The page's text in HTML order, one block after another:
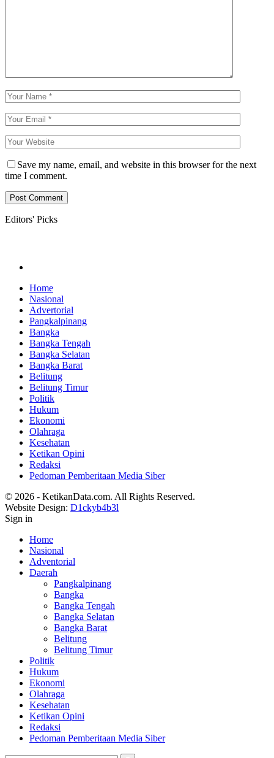
Save my name, email, and website in this browser for the next
time I comment.
Editors' Picks
Home
Nasional
Advertorial
Pangkalpinang
Bangka
Bangka Tengah
Bangka Selatan
Bangka Barat
Belitung
Belitung Timur
Politik
Hukum
Ekonomi
Olahraga
Kesehatan
Ketikan Opini
Redaksi
Pedoman Pemberitaan Media Siber
© 2026 - KetikanData.com. All Rights Reserved.
Website Design: D1ckyb4b3l
Sign in
Home
Nasional
Adventorial
Daerah
Pangkalpinang
Bangka
Bangka Tengah
Bangka Selatan
Bangka Barat
Belitung
Belitung Timur
Politik
Hukum
Ekonomi
Olahraga
Kesehatan
Ketikan Opini
Redaksi
Pedoman Pemberitaan Media Siber